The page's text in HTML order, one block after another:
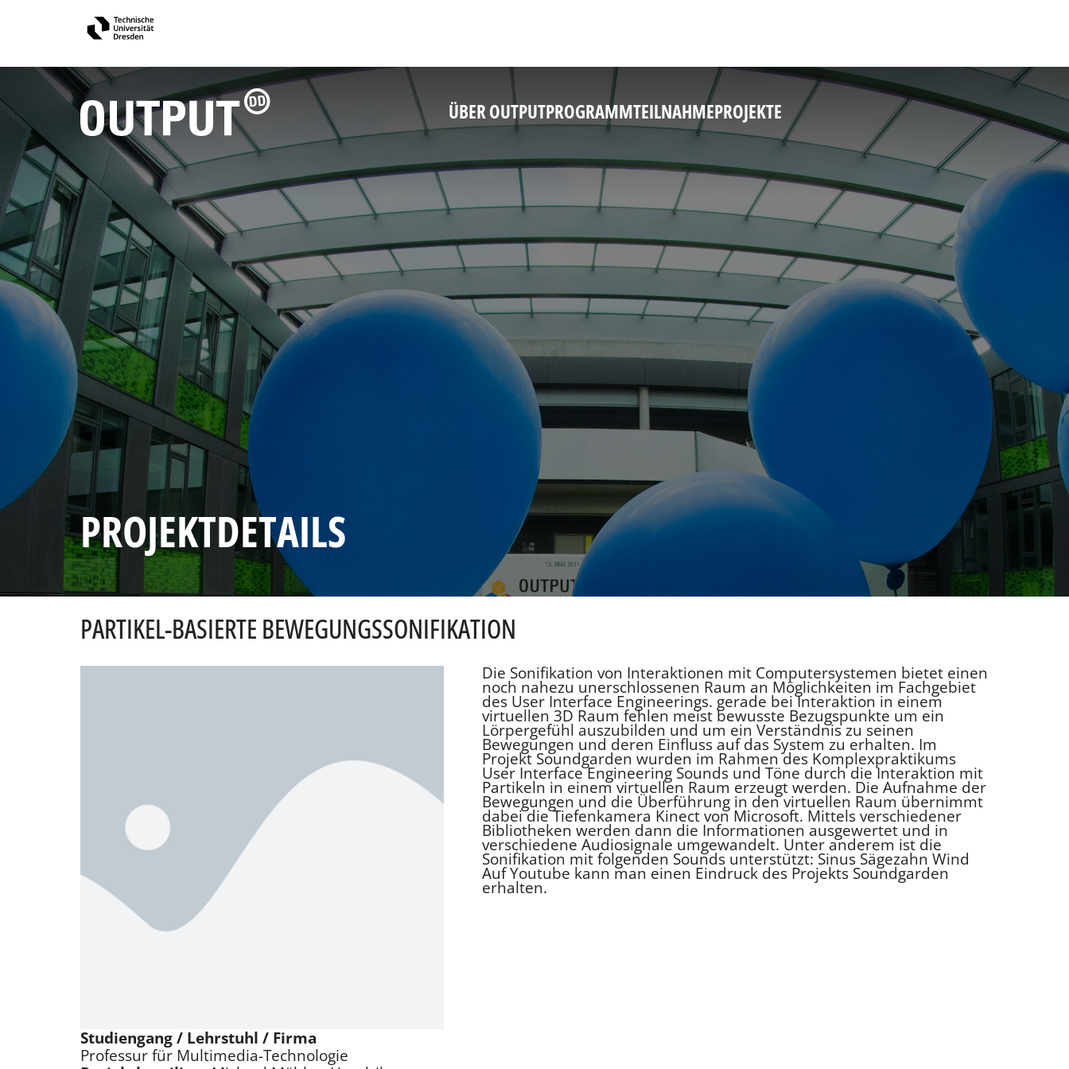
ÜBER OUTPUTPROGRAMMTEILNAHMEPROJEKTE
PROJEKTDETAILS
PARTIKEL-BASIERTE BEWEGUNGSSONIFIKATION
Studiengang / Lehrstuhl / Firma
Professur für Multimedia-Technologie
Die Sonifikation von Interaktionen mit Computersystemen bietet einen
noch nahezu unerschlossenen Raum an Möglichkeiten im Fachgebiet
des User Interface Engineerings. gerade bei Interaktion in einem
virtuellen 3D Raum fehlen meist bewusste Bezugspunkte um ein
Lörpergefühl auszubilden und um ein Verständnis zu seinen
Bewegungen und deren Einfluss auf das System zu erhalten. Im
Projekt Soundgarden wurden im Rahmen des Komplexpraktikums
User Interface Engineering Sounds und Töne durch die Interaktion mit
Partikeln in einem virtuellen Raum erzeugt werden. Die Aufnahme der
Bewegungen und die Überführung in den virtuellen Raum übernimmt
dabei die Tiefenkamera Kinect von Microsoft. Mittels verschiedener
Bibliotheken werden dann die Informationen ausgewertet und in
verschiedene Audiosignale umgewandelt. Unter anderem ist die
Sonifikation mit folgenden Sounds unterstützt: Sinus Sägezahn Wind
Auf Youtube kann man einen Eindruck des Projekts Soundgarden
erhalten.